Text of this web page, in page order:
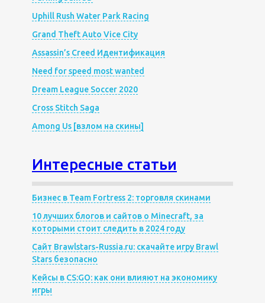
Uphill Rush Water Park Racing
Grand Theft Auto Vice City
Assassin’s Creed Идентификация
Need for speed most wanted
Dream League Soccer 2020
Cross Stitch Saga
Among Us [взлом на скины]
Интересные статьи
Бизнес в Team Fortress 2: торговля скинами
10 лучших блогов и сайтов о Minecraft, за
которыми стоит следить в 2024 году
Сайт Brawlstars-Russia.ru: скачайте игру Brawl
Stars безопасно
Кейсы в CS:GO: как они влияют на экономику
игры